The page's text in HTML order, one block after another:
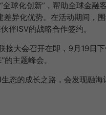
全球化创新”，帮助全球金
差异化优势。在活动期间，
伴ISV的战略合作签约。
接大会召开在即，9月19日
的主题峰会。
态的成长之路，会发现融